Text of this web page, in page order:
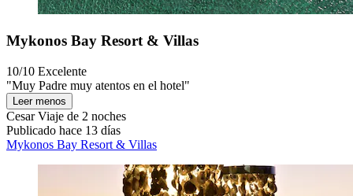
Mykonos Bay Resort & Villas
10/10 Excelente
"Muy Padre muy atentos en el hotel"
Leer menos
CesarViaje de 2 noches
Publicado hace 13 días
Mykonos Bay Resort & Villas